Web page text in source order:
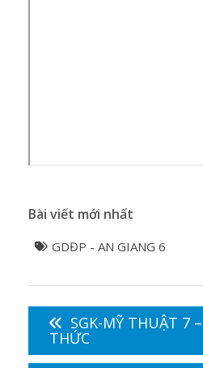
Bài viết mới nhất
GDĐP - AN GIANG 6
hướng
bài
viết
SGK-MỸ THUẬT 7
THỨC